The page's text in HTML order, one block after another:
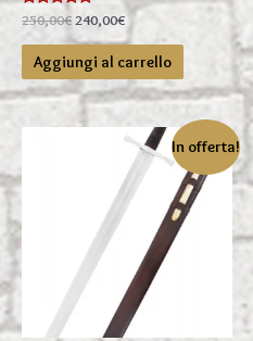
Valutato
0
su
250,00€Il
prezzo
originale
era:
250,00€.
240,00€Il
prezzo
attuale
240,00€.
Aggiungi al carrello
In offerta!